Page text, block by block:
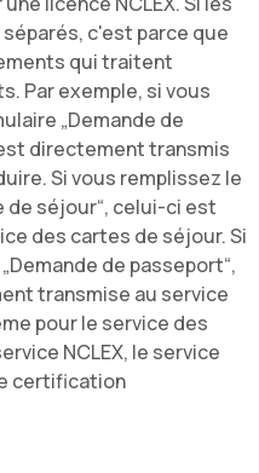
c'est parce que
qui traitent
Par exemple, si vous
„Demande de
directement transmis
Si vous remplissez le
de séjour“, celui-ci est
des cartes de séjour. Si
de passeport“,
transmise au service
pour le service des
NCLEX, le service
certification